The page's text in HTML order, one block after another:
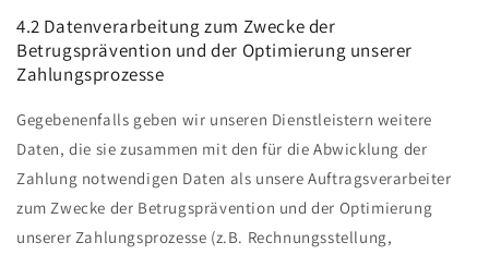
4.2 Datenverarbeitung zum Zwecke der
Betrugsprävention und der Optimierung unserer
Zahlungsprozesse
Gegebenenfalls geben wir unseren Dienstleistern weitere
Daten, die sie zusammen mit den für die Abwicklung der
Zahlung notwendigen Daten als unsere Auftragsverarbeiter
zum Zwecke der Betrugsprävention und der Optimierung
unserer Zahlungsprozesse (z.B. Rechnungsstellung,